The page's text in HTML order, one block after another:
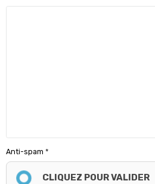
Anti-spam
CLIQUEZ POUR VALIDER